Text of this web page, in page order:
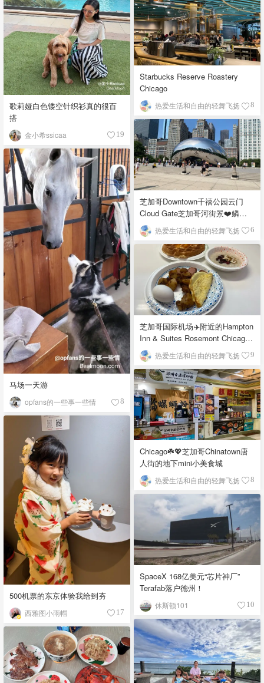
歌莉娅白色镂空针织衫真的很百
搭
金小希ssicaa 19
Starbucks Reserve Roastery
Chicago
热爱生活和自由的轻舞飞扬 8
芝加哥Downtown千禧公园云门
Cloud Gate芝加哥河街景❤️鳞次
栉比的高楼
热爱生活和自由的轻舞飞扬 6
马场一天游
opfans的一些事一些情 8
芝加哥国际机场✈️附近的Hampton
Inn & Suites Rosemont Chicago
O'Hare自助早餐
热爱生活和自由的轻舞飞扬 9
Chicago☘️💖芝加哥Chinatown唐
人街的地下mini小美食城
热爱生活和自由的轻舞飞扬 8
500机票的东京体验我给到夯
西雅图小雨帽 17
SpaceX 168亿美元“芯片神厂”
Terafab落户德州！
休斯顿101 10